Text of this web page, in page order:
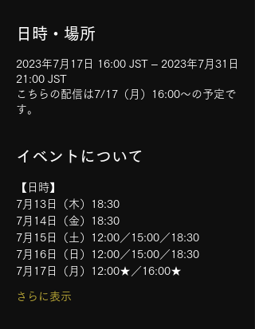
日時・場所
2023年7月17日 16:00 JST – 2023年7月31日
21:00 JST
こちらの配信は7/17（月）16:00〜の予定で
す。
イベントについて
【日時】
7月13日（木）18:30
7月14日（金）18:30
7月15日（土）12:00／15:00／18:30
7月16日（日）12:00／15:00／18:30
7月17日（月）12:00★／16:00★
さらに表示